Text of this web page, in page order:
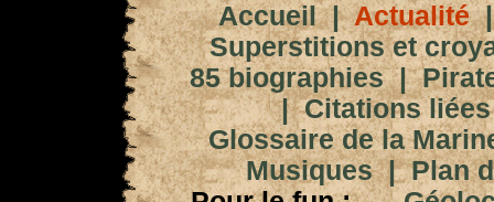
Accueil|Actualité
Superstitions et
85 biographies|
|Citations
Glossaire de la
Musiques|Plan